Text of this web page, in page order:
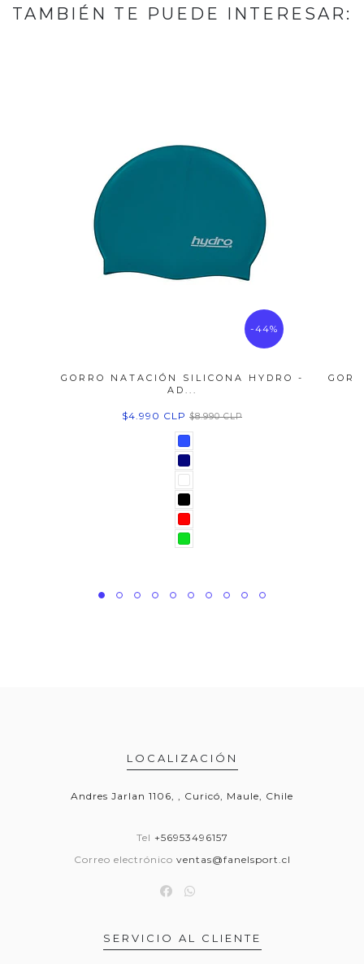
TAMBIÉN TE PUEDE INTERESAR:
-44%
GORRO NATACIÓN SILICONA HYDRO -
AD...
$4.990 CLP $8.990 CLP
LOCALIZACIÓN
Andres Jarlan 1106, , Curicó, Maule, Chile
Tel +56953496157
Correo electrónico ventas@fanelsport.cl
SERVICIO AL CLIENTE